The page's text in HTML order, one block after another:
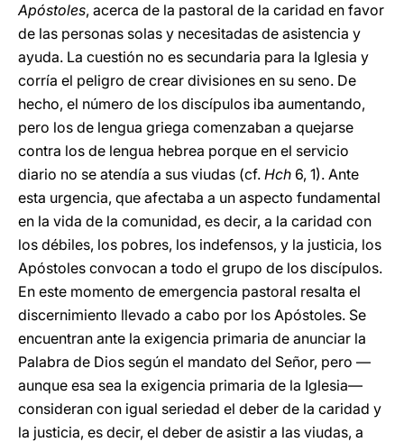
Apóstoles, acerca de la pastoral de la caridad en favor
de las personas solas y necesitadas de asistencia y
ayuda. La cuestión no es secundaria para la Iglesia y
corría el peligro de crear divisiones en su seno. De
hecho, el número de los discípulos iba aumentando,
pero los de lengua griega comenzaban a quejarse
contra los de lengua hebrea porque en el servicio
diario no se atendía a sus viudas (cf. Hch 6, 1). Ante
esta urgencia, que afectaba a un aspecto fundamental
en la vida de la comunidad, es decir, a la caridad con
los débiles, los pobres, los indefensos, y la justicia, los
Apóstoles convocan a todo el grupo de los discípulos.
En este momento de emergencia pastoral resalta el
discernimiento llevado a cabo por los Apóstoles. Se
encuentran ante la exigencia primaria de anunciar la
Palabra de Dios según el mandato del Señor, pero —
aunque esa sea la exigencia primaria de la Iglesia—
consideran con igual seriedad el deber de la caridad y
la justicia, es decir, el deber de asistir a las viudas, a